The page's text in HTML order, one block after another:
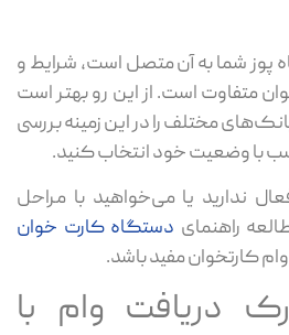
پوز شما به آن متصل است، شرایط و
متفاوت است. از این رو بهتر است
مختلف را در این زمینه بررسی
با وضعیت خود انتخاب کنید.
ندارید یا می‌خواهید با مراحل
راهنمای دستگاه کارت خوان
کارتخوان مفید باشد.
دریافت وام با